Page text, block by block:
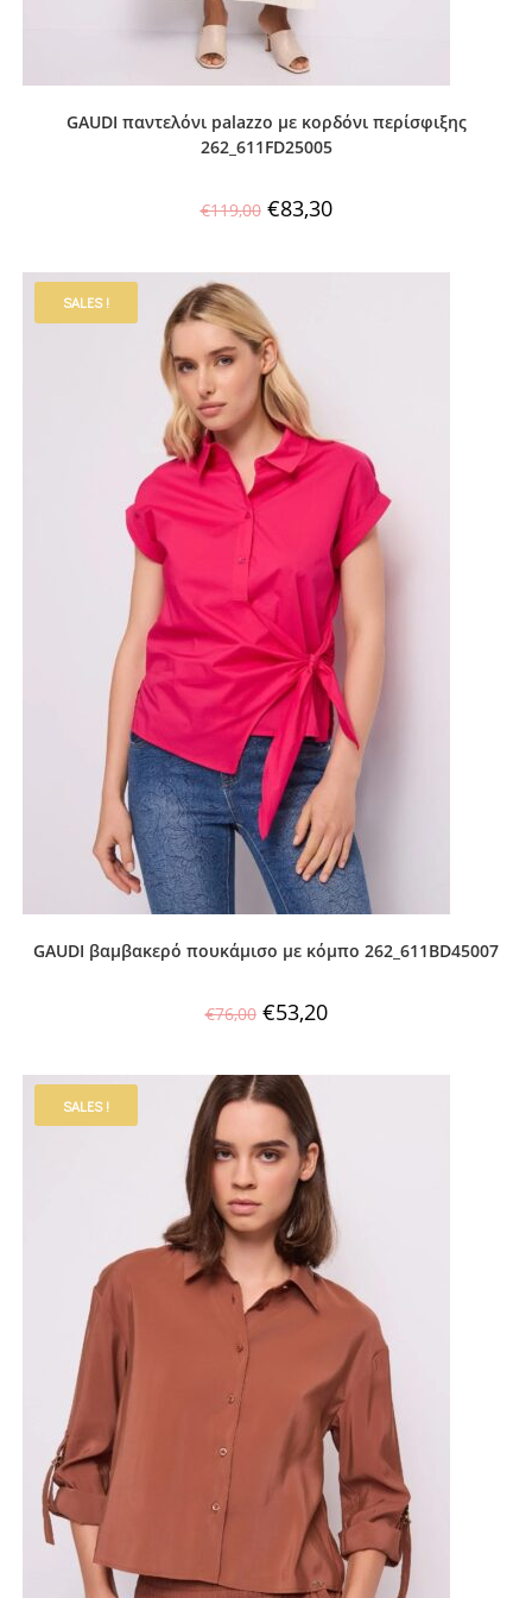
GAUDI παντελόνι palazzo με κορδόνι περίσφιξης
262_611FD25005
€119,00 €83,30
SALES !
GAUDI βαμβακερό πουκάμισο με κόμπο 262_611BD45007
€76,00 €53,20
SALES !